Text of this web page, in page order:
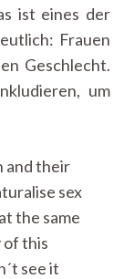
ist eines der
Frauen
Geschlecht.
um
and their
sex
the same
of this
see it